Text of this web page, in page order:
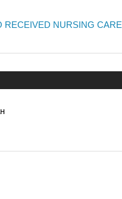
RECEIVED NURSING CARE